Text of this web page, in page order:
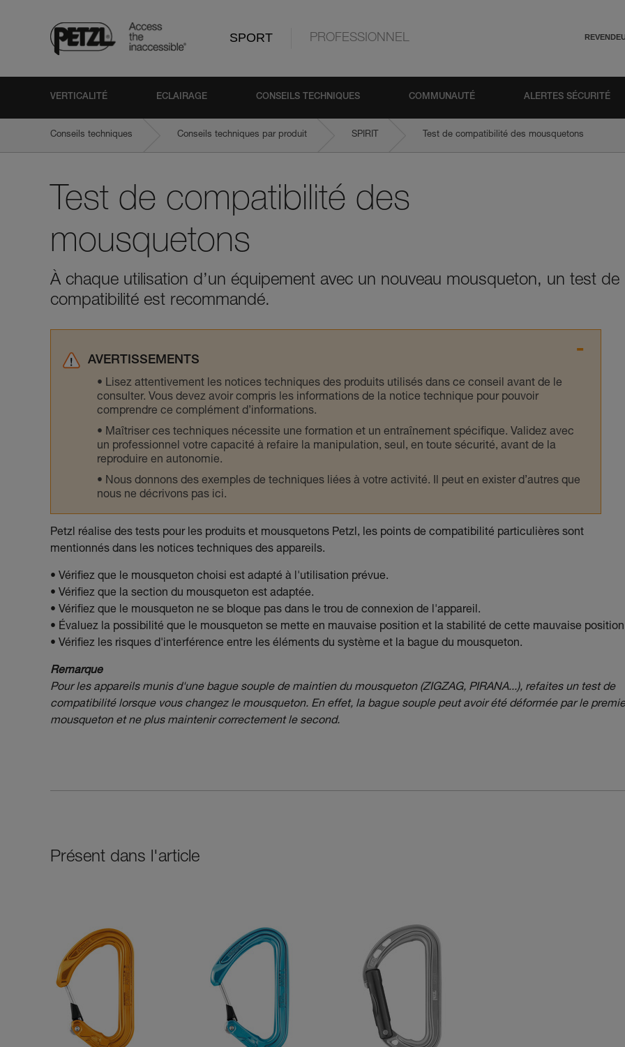
SPORT PROFESSIONNEL
VERTICALITÉ ECLAIRAGE CONSEILS TECHNIQUES COMMUNAUTÉ ALERTES SÉCURITÉ
Conseils techniques Conseils techniques par produit SPIRIT Test de compatibilité des mousquetons
Test de compatibilité des
mousquetons
À chaque utilisation d’un équipement avec un nouveau mousqueton, un test de
compatibilité est recommandé.
AVERTISSEMENTS
Lisez attentivement les notices techniques des produits utilisés dans ce conseil avant de le
consulter. Vous devez avoir compris les informations de la notice technique pour pouvoir
comprendre ce complément d’informations.
Maîtriser ces techniques nécessite une formation et un entraînement spécifique. Validez avec
un professionnel votre capacité à refaire la manipulation, seul, en toute sécurité, avant de la
reproduire en autonomie.
Nous donnons des exemples de techniques liées à votre activité. Il peut en exister d’autres que
nous ne décrivons pas ici.
Petzl réalise des tests pour les produits et mousquetons Petzl, les points de compatibilité particulières sont
mentionnés dans les notices techniques des appareils.
• Vérifiez que le mousqueton choisi est adapté à l'utilisation prévue.
• Vérifiez que la section du mousqueton est adaptée.
• Vérifiez que le mousqueton ne se bloque pas dans le trou de connexion de l'appareil.
• Évaluez la possibilité que le mousqueton se mette en mauvaise position et la stabilité de cette mauvaise
• Vérifiez les risques d'interférence entre les éléments du système et la bague du mousqueton.
Remarque
Pour les appareils munis d'une bague souple de maintien du mousqueton (ZIGZAG, PIRANA...), refaites un test de
compatibilité lorsque vous changez le mousqueton. En effet, la bague souple peut avoir été déformée par le
mousqueton et ne plus maintenir correctement le second.
Présent dans l'article